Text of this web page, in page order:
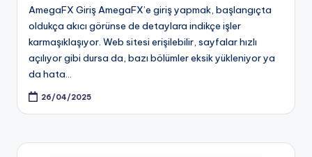
AmegaFX Giriş AmegaFX’e giriş yapmak, başlangıçta
oldukça akıcı görünse de detaylara indikçe işler
karmaşıklaşıyor. Web sitesi erişilebilir, sayfalar hızlı
açılıyor gibi dursa da, bazı bölümler eksik yükleniyor ya
da hata…
26/04/2025